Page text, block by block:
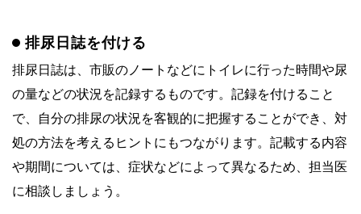
排尿日誌を付ける
排尿日誌は、市販のノートなどにトイレに行った時間や尿
の量などの状況を記録するものです。記録を付けること
で、自分の排尿の状況を客観的に把握することができ、対
処の方法を考えるヒントにもつながります。記載する内容
や期間については、症状などによって異なるため、担当医
に相談しましょう。